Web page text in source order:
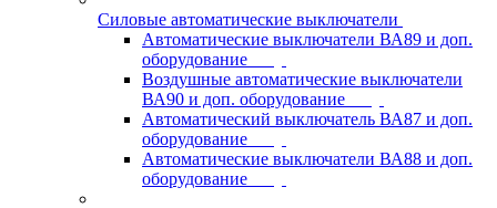
Силовые автоматические выключатели
Автоматические выключатели ВА89 и доп.
оборудование
Воздушные автоматические выключатели
ВА90 и доп. оборудование
Автоматический выключатель ВА87 и доп.
оборудование
Автоматические выключатели ВА88 и доп.
оборудование